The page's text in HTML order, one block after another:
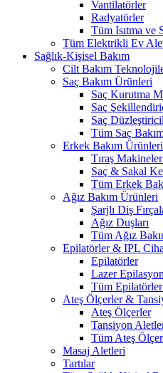
Vantilatörler
Radyatörler
Tüm Isıtma ve
Tüm Elektrikli Ev
Sağlık-Kişisel Bakım
Cilt Bakım
Saç Bakım Ürünleri
Saç Kurutma
Saç
Saç
Tüm Saç
Erkek Bakım Ürünleri
Tıraş
Saç & Sakal
Tüm Erkek
Ağız Bakım Ürünleri
Şarjlı Diş
Ağız Duşları
Tüm Ağız
Epilatörler & IPL
Epilatörler
Lazer
Tüm
Ateş Ölçerler &
Ateş Ölçerler
Tansiyon
Tüm Ateş
Masaj Aletleri
Tartılar